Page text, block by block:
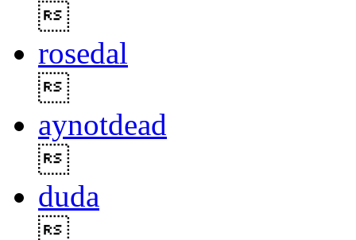
rosedal
aynotdead
duda